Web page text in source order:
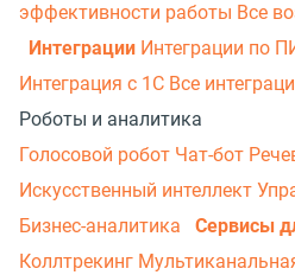
эффективности работы Все
Интеграции Интеграции по
Интеграция с 1С Все
Роботы и аналитика
Голосовой робот Чат-бот
Искусственный интеллект
Бизнес-аналитика
Сервисы
Коллтрекинг